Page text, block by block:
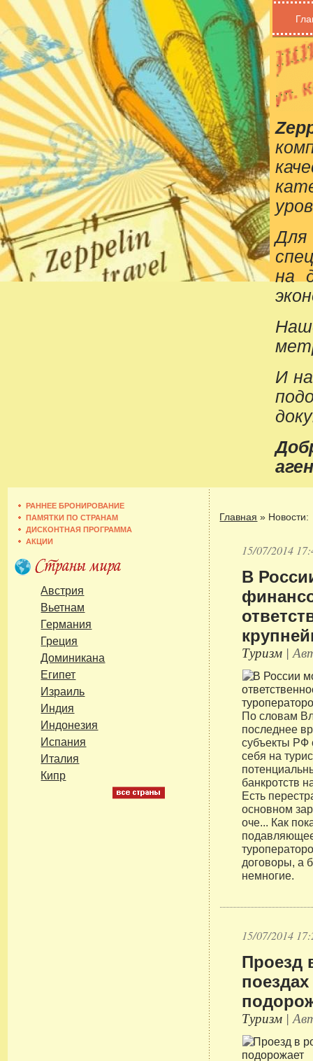
на
И
РАННЕЕ БРОНИРОВАНИЕ
ПАМЯТКИ ПО СТРАНАМ
ДИСКОНТНАЯ ПРОГРАММА
АКЦИИ
Австрия
Вьетнам
Германия
Греция
Доминикана
Египет
Израиль
Индия
Индонезия
Испания
Италия
Кипр
Главная » Новости:
15/07/2014
В
Туризм |
По словам
последнее
субъекты РФ
себя на
банкротств
Есть
основном
оче... Как
договоры, а
немногие.
15/07/2014
Проезд
Туризм |